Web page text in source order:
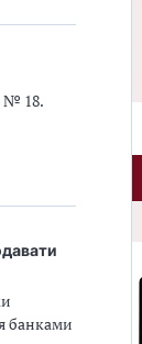
№ 18.
банками